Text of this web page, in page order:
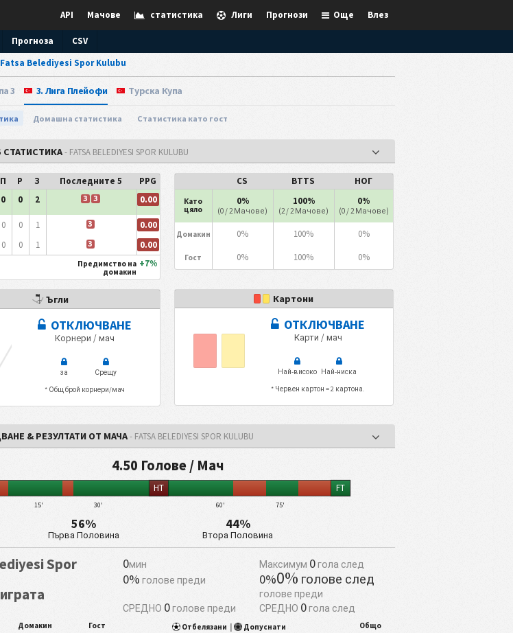
Влез
Още
Прогнози
Лиги
статистика
Мачове
API
Прогноза
CSV
Fatsa Belediyesi Spor Kulubu
3 3. Лига Плейофи Турска Купа
Домашна статистика Статистика като гост
СТАТИСТИКА- FATSA BELEDIYESI SPOR KULUBU
П P З Последните 5 PPG
0 0 2 З З 0.00
0 0 1 З 0.00
0 0 1 З 0.00
Предимство на
домакин
+7%
CS BTTS НОГ
Като
цяло
0%
(0 / 2 Мачове)
100%
(2 / 2 Мачове)
0%
(0 / 2 Мачове)
Домакин 0% 100% 0%
Гост 0% 100% 0%
Ъгли
ОТКЛЮЧВАНЕ
Корнери / мач
за
Срещу
* Общ брой корнери/мач
Картони
ОТКЛЮЧВАНЕ
Карти / мач
Най-високо
Най-ниска
* Червен картон = 2 картона.
& РЕЗУЛТАТИ ОТ МАЧА- FATSA BELEDIYESI SPOR KULUBU
4.50 Голове / Мач
15' 30'
HT
60' 75'
FT
56%
Първа Половина
44%
Втора Половина
Spor
0мин Максимум 0гола след
0% голове преди 0%0% голове след
голове преди
СРЕДНО 0голове преди СРЕДНО 0гола след
Домакин Гост Отбелязани Допуснати Общо